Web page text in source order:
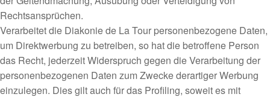
Rechtsansprüchen.
Verarbeitet die Diakonie de La Tour personenbezogene Daten,
um Direktwerbung zu betreiben, so hat die betroffene Person
das Recht, jederzeit Widerspruch gegen die Verarbeitung der
personenbezogenen Daten zum Zwecke derartiger Werbung
einzulegen. Dies gilt auch für das Profiling, soweit es mit